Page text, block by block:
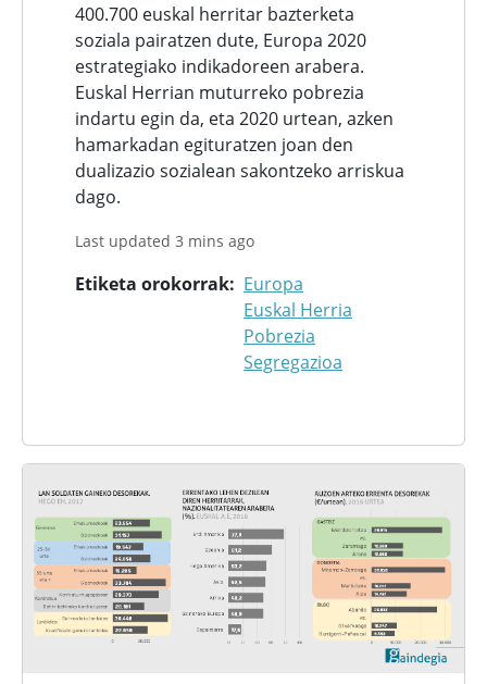
400.700 euskal herritar bazterketa
soziala pairatzen dute, Europa 2020
estrategiako indikadoreen arabera.
Euskal Herrian muturreko pobrezia
indartu egin da, eta 2020 urtean, azken
hamarkadan egituratzen joan den
dualizazio sozialean sakontzeko arriskua
dago.
Last updated 3 mins ago
Etiketa orokorrak
Europa
Euskal Herria
Pobrezia
Segregazioa